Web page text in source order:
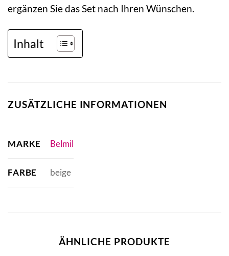
ergänzen Sie das Set nach Ihren Wünschen.
Inhalt
ZUSÄTZLICHE INFORMATIONEN
MARKE Belmil
FARBE beige
ÄHNLICHE PRODUKTE